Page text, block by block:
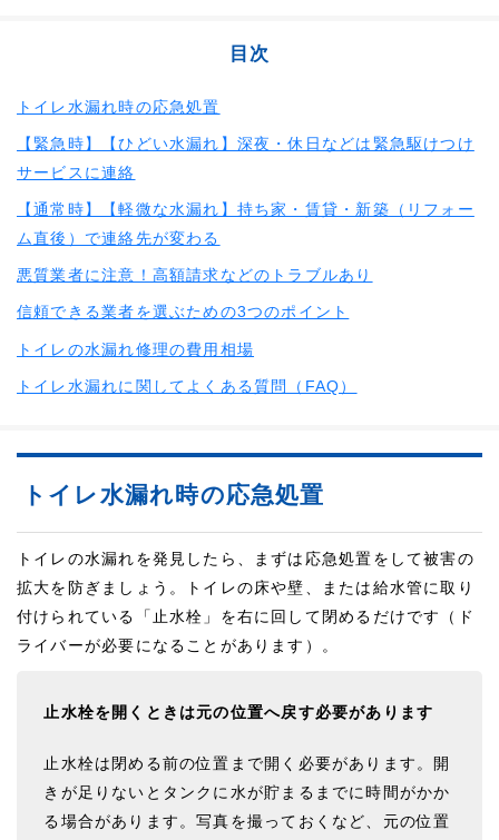
目次
トイレ水漏れ時の応急処置
【緊急時】【ひどい水漏れ】深夜・休日などは緊急駆けつけ
サービスに連絡
【通常時】【軽微な水漏れ】持ち家・賃貸・新築（リフォー
ム直後）で連絡先が変わる
悪質業者に注意！高額請求などのトラブルあり
信頼できる業者を選ぶための3つのポイント
トイレの水漏れ修理の費用相場
トイレ水漏れに関してよくある質問（FAQ）
トイレ水漏れ時の応急処置
トイレの水漏れを発見したら、まずは応急処置をして被害の
拡大を防ぎましょう。トイレの床や壁、または給水管に取り
付けられている「止水栓」を右に回して閉めるだけです（ド
ライバーが必要になることがあります）。
止水栓を開くときは元の位置へ戻す必要があります
止水栓は閉める前の位置まで開く必要があります。開
きが足りないとタンクに水が貯まるまでに時間がかか
る場合があります。写真を撮っておくなど、元の位置